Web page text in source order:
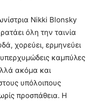
Nikki Blonsky
όλη την ταινία
χορεύει, ερμηνεύει
καμπύλες
ακόμα και
υπόλοιπους
προσπάθεια. Η